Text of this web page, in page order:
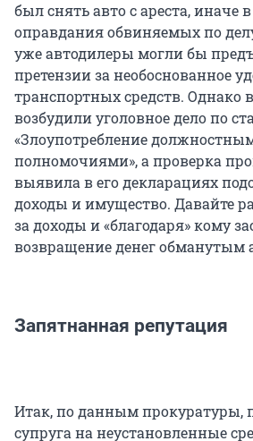
был снять авто с ареста, иначе
оправдания обвиняемых по
уже автодилеры могли бы
претензии за необоснованное
транспортных средств. Однако
возбудили уголовное дело по
«Злоупотребление
полномочиями», а проверка
выявила в его декларациях
доходы и имущество. Давайте
за доходы и «благодаря» кому
возвращение денег обманутым
Запятнанная репутация
Итак, по данным прокуратуры,
супруга на неустановленные